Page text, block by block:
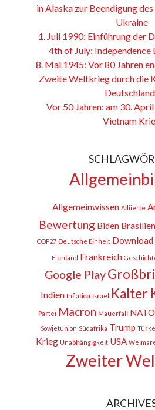
in Alaska zur Beendigung
Ukraine
1. Juli 1990: Einführung der
4th of July: Independence
8. Mai 1945: Vor 80 Jahren
Zweite Weltkrieg durch die
Vor 50 Jahren: am 30.
Vietnam
Allgemeinwissen Alliierte
Bewertung Biden Brasilien
COP27 Deutsche Einheit Download
Finnland Frankreich
Google Play
Indien Inflation Israel Kalter
Partei Macron Mauerfall NATO
Sowjetunion Südafrika Trump
Krieg Unabhängigkeit USA
Zweiter